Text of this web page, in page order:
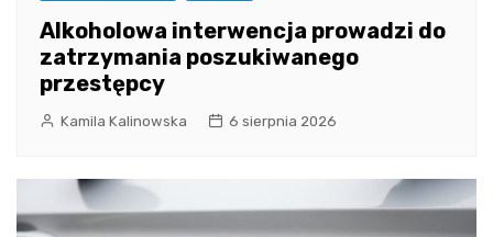
Alkoholowa interwencja prowadzi do
zatrzymania poszukiwanego
przestępcy
Kamila Kalinowska 6 sierpnia 2026